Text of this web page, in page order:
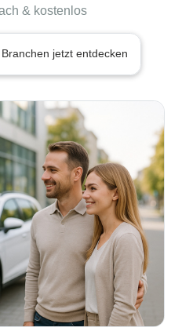
& kostenlos
jetzt entdecken